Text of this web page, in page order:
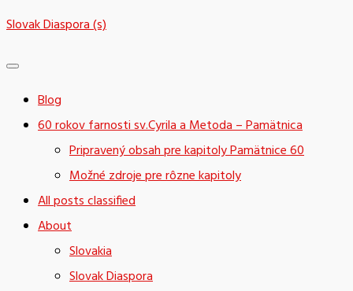
Skip
content
Slovak Diaspora (s)
Blog
60 rokov farnosti sv.Cyrila a Metoda – Pamätnica
Pripravený obsah pre kapitoly Pamätnice 60
Možné zdroje pre rôzne kapitoly
All posts classified
About
Slovakia
Slovak Diaspora